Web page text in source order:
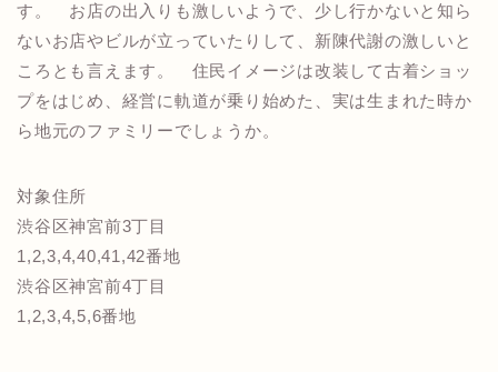
す。 お店の出入りも激しいようで、少し行かないと知ら
ないお店やビルが立っていたりして、新陳代謝の激しいと
ころとも言えます。 住民イメージは改装して古着ショッ
プをはじめ、経営に軌道が乗り始めた、実は生まれた時か
ら地元のファミリーでしょうか。
対象住所
渋谷区神宮前3丁目
1,2,3,4,40,41,42番地
渋谷区神宮前4丁目
1,2,3,4,5,6番地